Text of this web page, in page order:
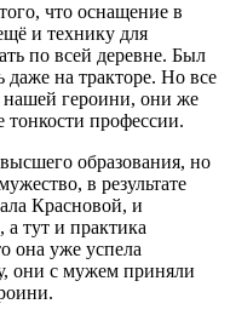
что оснащение в
и технику для
по всей деревне. Был
даже на тракторе. Но все
нашей героини, они же
тонкости профессии.
образования, но
в результате
Красновой, и
тут и практика
она уже успела
они с мужем приняли